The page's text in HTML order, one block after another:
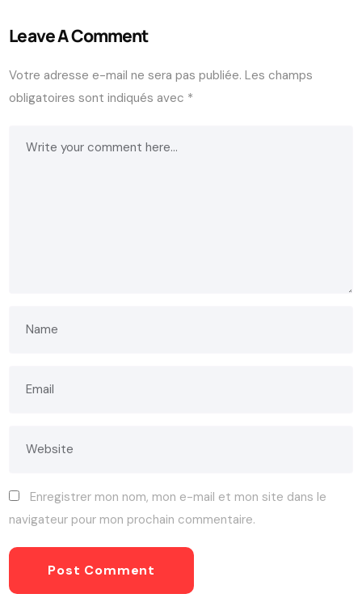
Leave A Comment
Votre adresse e-mail ne sera pas publiée. Les champs
obligatoires sont indiqués avec *
Enregistrer mon nom, mon e-mail et mon site dans le
navigateur pour mon prochain commentaire.